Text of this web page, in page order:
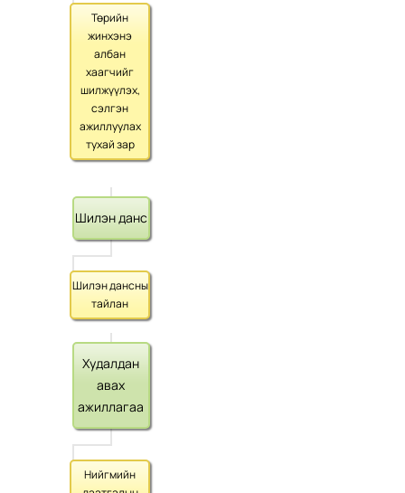
Төрийн
жинхэнэ
албан
хаагчийг
шилжүүлэх,
сэлгэн
ажиллуулах
тухай зар
Шилэн данс
Шилэн дансны
тайлан
Худалдан
авах
ажиллагаа
Нийгмийн